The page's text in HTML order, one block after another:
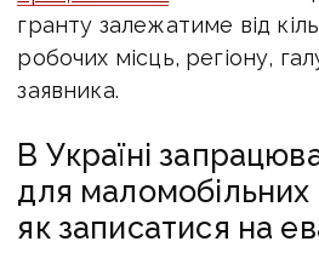
гранту залежатиме від
робочих місць, регіону,
заявника.
В Україні
для
як записатися на